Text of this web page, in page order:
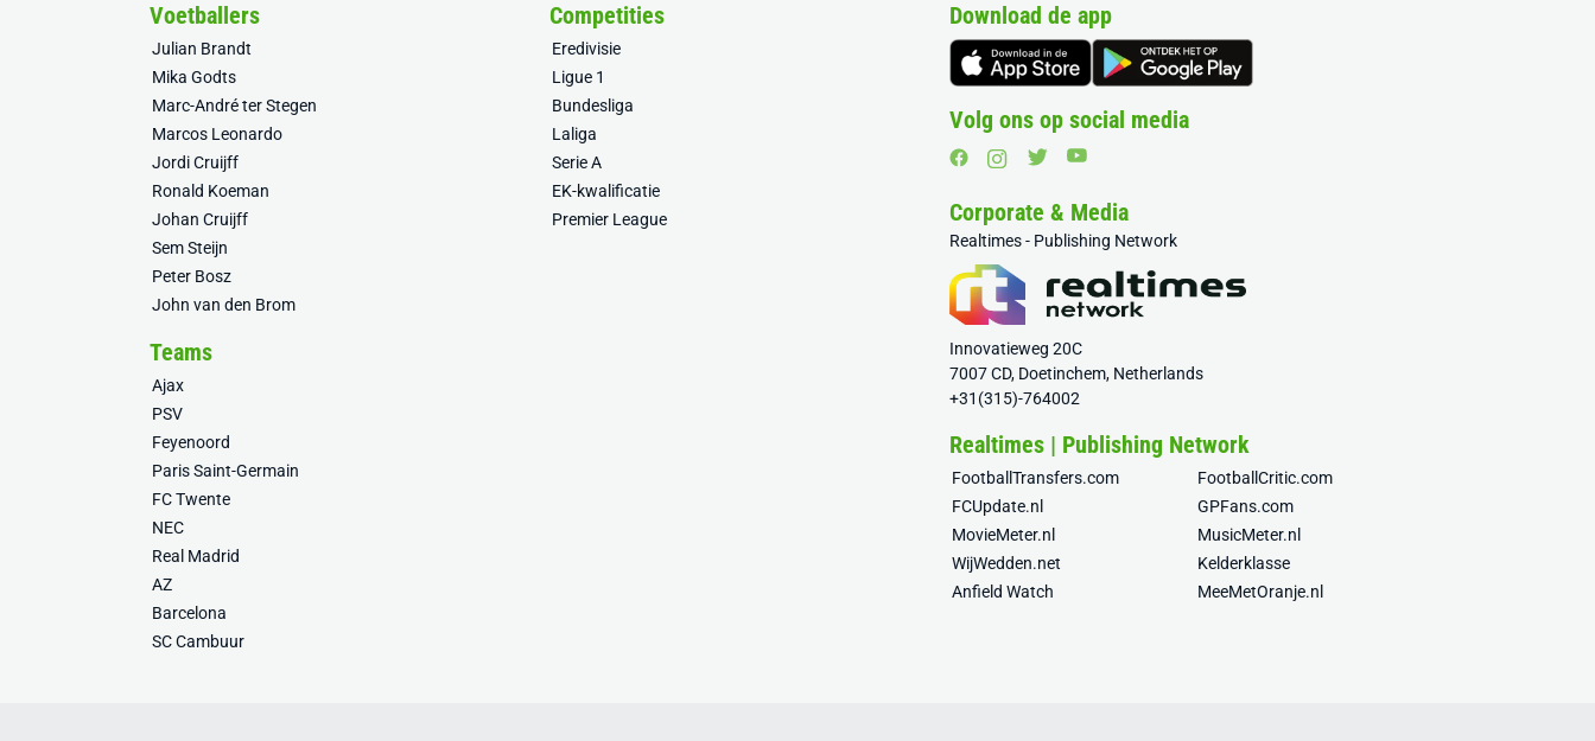
Voetballers
Julian Brandt
Mika Godts
Marc-André ter Stegen
Marcos Leonardo
Jordi Cruijff
Ronald Koeman
Johan Cruijff
Sem Steijn
Peter Bosz
John van den Brom
Competities
Eredivisie
Ligue 1
Bundesliga
Laliga
Serie A
EK-kwalificatie
Premier League
Teams
Ajax
PSV
Feyenoord
Paris Saint-Germain
FC Twente
NEC
Real Madrid
AZ
Barcelona
SC Cambuur
Download de app
Volg ons op social media
Corporate & Media
Realtimes - Publishing Network
Innovatieweg 20C
7007 CD, Doetinchem, Netherlands
+31(315)-764002
Realtimes | Publishing Network
FootballTransfers.com
FootballCritic.com
FCUpdate.nl
GPFans.com
MovieMeter.nl
MusicMeter.nl
WijWedden.net
Kelderklasse
Anfield Watch
MeeMetOranje.nl